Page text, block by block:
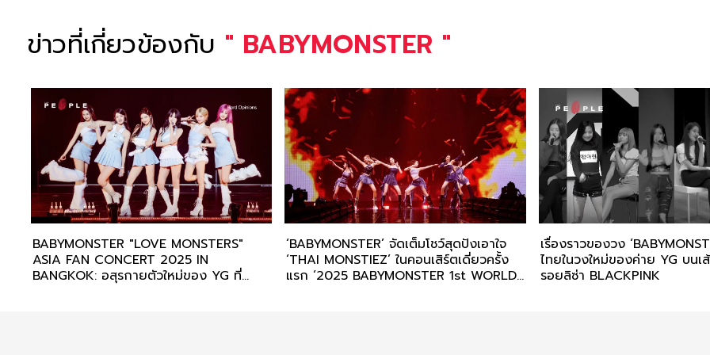
ข่าวที่เกี่ยวข้องกับ " BABYMONSTER "
BABYMONSTER "LOVE MONSTERS"
ASIA FAN CONCERT 2025 IN
BANGKOK: อสุรกายตัวใหม่ของ YG ที่
‘BABYMONSTER’ จัดเต็มโชว์สุดปังเอาใจ
‘THAI MONSTIEZ’ ในคอนเสิร์ตเดี่ยวครั้ง
แรก ‘2025 BABYMONSTER 1st WORLD
เรื่องราวของวง
ไทยในวงใหม่ของค่าย YG บนเ
รอยลิซ่า BLACKPINK